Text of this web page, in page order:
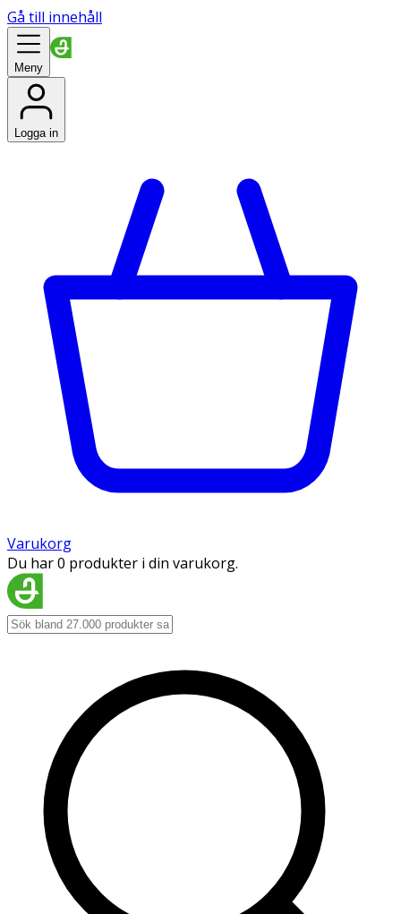
Gå till innehåll
Meny
Logga in
Varukorg
Du har 0 produkter i din varukorg.